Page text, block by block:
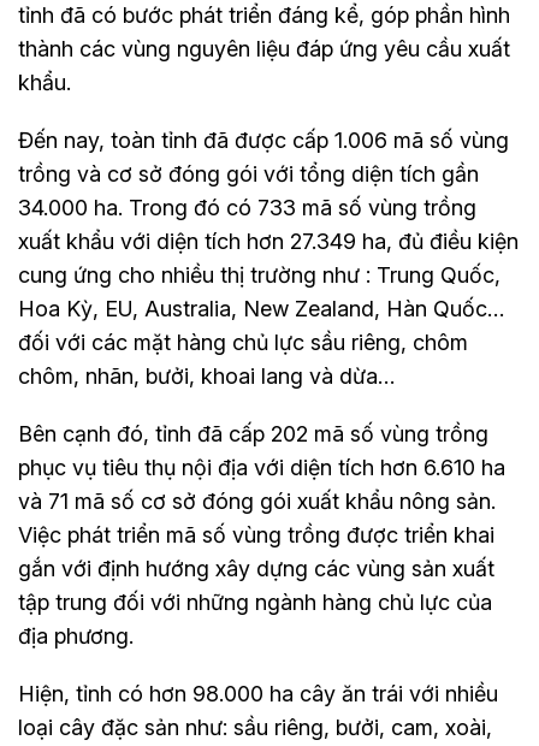
tỉnh đã có bước phát triển đáng kể, góp phần hình
thành các vùng nguyên liệu đáp ứng yêu cầu xuất
khẩu.
Đến nay, toàn tỉnh đã được cấp 1.006 mã số vùng
trồng và cơ sở đóng gói với tổng diện tích gần
34.000 ha. Trong đó có 733 mã số vùng trồng
xuất khẩu với diện tích hơn 27.349 ha, đủ điều kiện
cung ứng cho nhiều thị trường như : Trung Quốc,
Hoa Kỳ, EU, Australia, New Zealand, Hàn Quốc…
đối với các mặt hàng chủ lực sầu riêng, chôm
chôm, nhãn, bưởi, khoai lang và dừa…
Bên cạnh đó, tỉnh đã cấp 202 mã số vùng trồng
phục vụ tiêu thụ nội địa với diện tích hơn 6.610 ha
và 71 mã số cơ sở đóng gói xuất khẩu nông sản.
Việc phát triển mã số vùng trồng được triển khai
gắn với định hướng xây dựng các vùng sản xuất
tập trung đối với những ngành hàng chủ lực của
địa phương.
Hiện, tỉnh có hơn 98.000 ha cây ăn trái với nhiều
loại cây đặc sản như: sầu riêng, bưởi, cam, xoài,